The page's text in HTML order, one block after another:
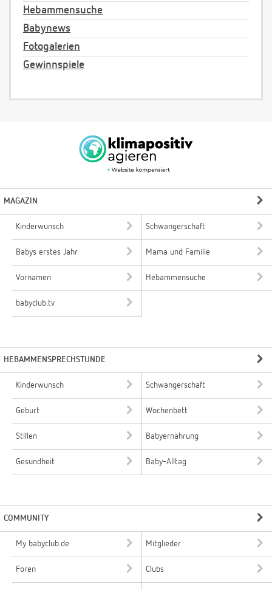
Hebammensuche
Babynews
Fotogalerien
Gewinnspiele
MAGAZIN
Kinderwunsch Schwangerschaft
Babys erstes Jahr Mama und Familie
Vornamen Hebammensuche
babyclub.tv
HEBAMMENSPRECHSTUNDE
Kinderwunsch Schwangerschaft
Geburt Wochenbett
Stillen Babyernährung
Gesundheit Baby-Alltag
COMMUNITY
My babyclub.de Mitglieder
Foren Clubs